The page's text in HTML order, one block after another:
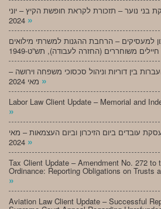
בני נוער – תזכורת לקראת חופשת הקיץ – יוני
»
למעסיקים – הרחבת ההגנות למשרתי מילואים
בין דוריות וניהול סכסוכי משפחה וירושה –
»
Labor Law Client Update – Memorial and
»
עובדים ביום הזיכרון וביום העצמאות – מאי
»
Tax Client Update – Amendment No. 272 to
Ordinance: Reporting Obligations on Trusts
»
Aviation Law Client Update – Successful